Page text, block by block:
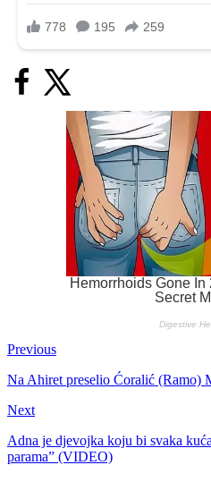
Previous
Na Ahiret preselio Ćoralić (Ramo)
Next
Adna je djevojka koju bi svaka
parama” (VIDEO)